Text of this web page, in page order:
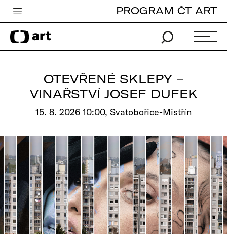
Česká televize
Zpravodajství
iVysílání
TV program
Vše o ČT
PROGRAM ČT ART
OTEVŘENÉ SKLEPY –
VINAŘSTVÍ JOSEF DUFEK
15. 8. 2026 10:00, Svatobořice-Mistřín